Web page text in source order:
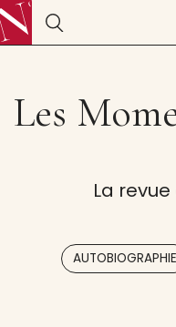
Les
La
AUTOBIOGRAPHIE